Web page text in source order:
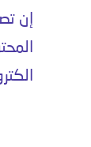
إن